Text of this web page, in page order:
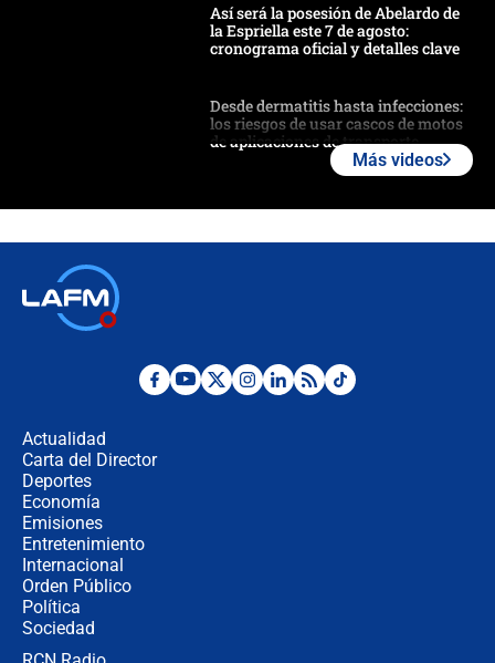
Así será la posesión de Abelardo de
la Espriella este 7 de agosto:
cronograma oficial y detalles clave
Desde dermatitis hasta infecciones:
los riesgos de usar cascos de motos
de aplicaciones de transporte
Posesión de Abelardo De La Espriella
Más videos
Actualidad
Carta del Director
Deportes
Economía
Emisiones
Entretenimiento
Internacional
Orden Público
Política
Sociedad